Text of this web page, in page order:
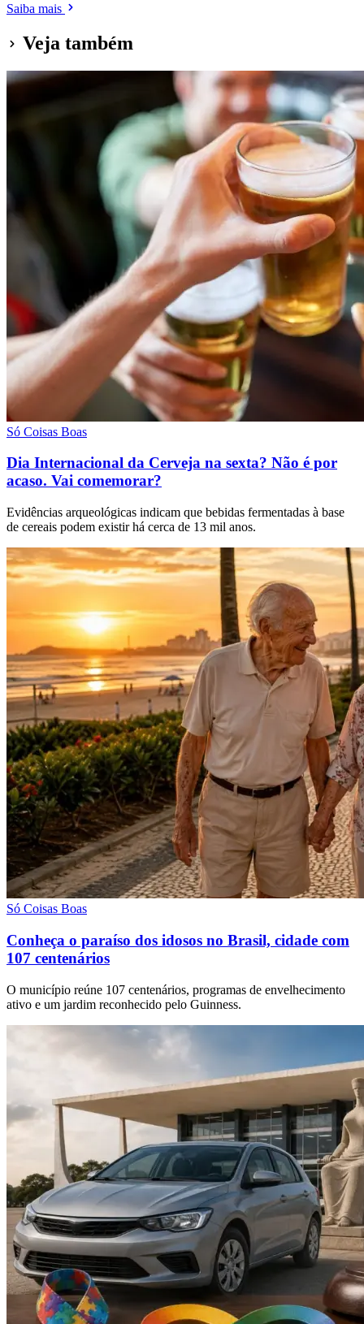
Saiba mais
Veja também
Só Coisas Boas
Dia Internacional da Cerveja na sexta? Não é por
acaso. Vai comemorar?
Evidências arqueológicas indicam que bebidas fermentadas à base
de cereais podem existir há cerca de 13 mil anos.
Só Coisas Boas
Conheça o paraíso dos idosos no Brasil, cidade com
107 centenários
O município reúne 107 centenários, programas de envelhecimento
ativo e um jardim reconhecido pelo Guinness.